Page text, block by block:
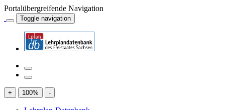
Portalübergreifende Navigation
Toggle navigation
+ 100% -